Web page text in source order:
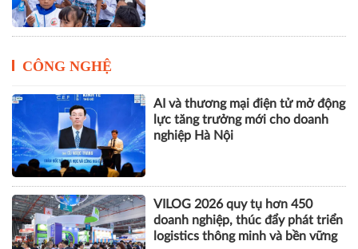
CÔNG NGHỆ
AI và thương mại điện tử mở động
lực tăng trưởng mới cho doanh
nghiệp Hà Nội
VILOG 2026 quy tụ hơn 450
doanh nghiệp, thúc đẩy phát triển
logistics thông minh và bền vững